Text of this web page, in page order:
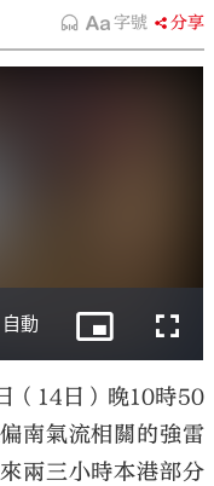
字號 分享
（14日）晚10時50
南氣流相關的強雷
兩三小時本港部分